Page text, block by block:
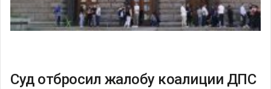
Суд отбросил жалобу коалиции ДПС